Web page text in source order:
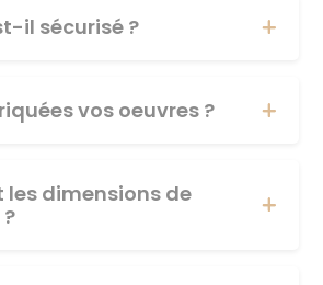
il sécurisé ?
vos oeuvres ?
les dimensions de